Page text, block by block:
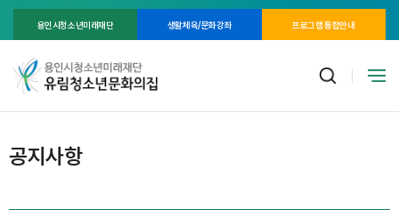
용인시청소년미래재단 생활체육/문화강좌 프로그램 통합안내
공지사항